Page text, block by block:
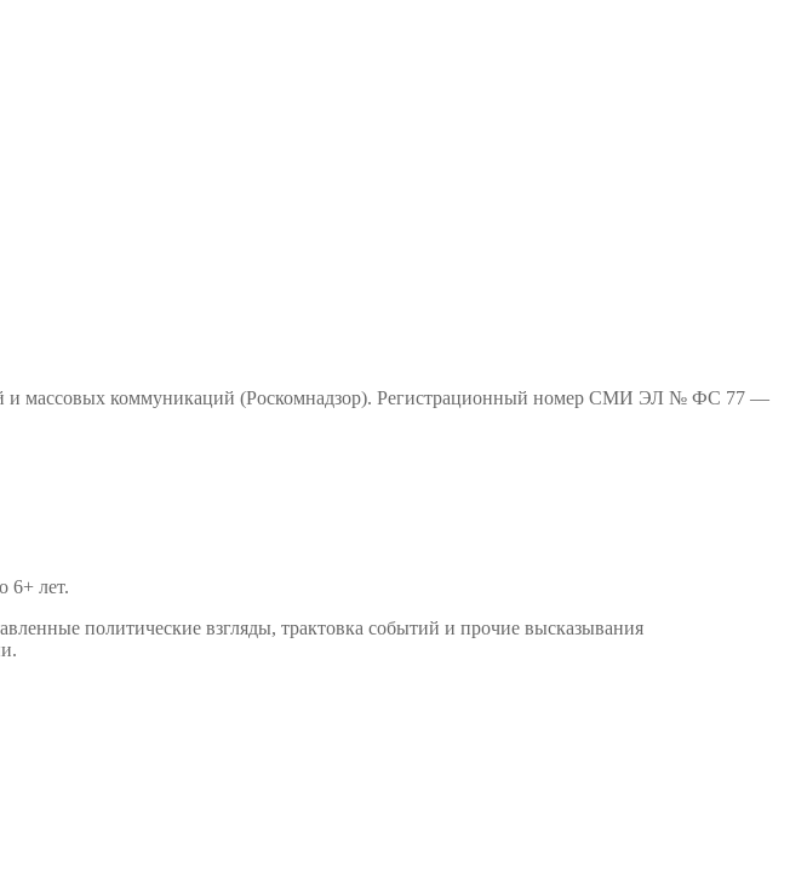
и массовых коммуникаций (Роскомнадзор). Регистрационный номер СМИ ЭЛ № ФС 77 —
6+ лет.
политические взгляды, трактовка событий и прочие высказывания